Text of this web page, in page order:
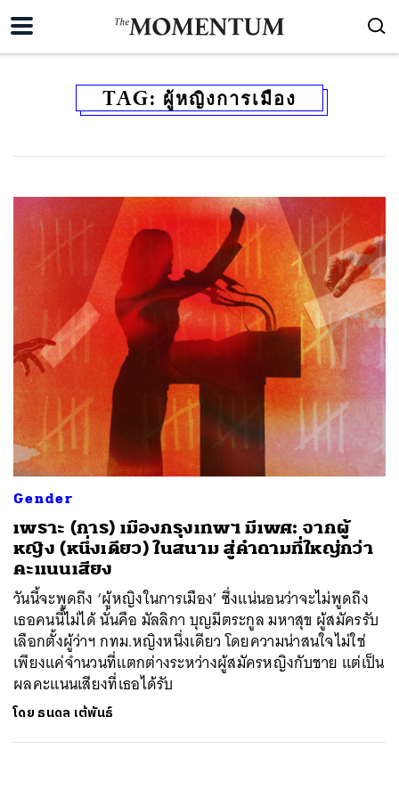
TAG: ผู้หญิงการเมือง
Gender
เพราะ (การ) เมืองกรุงเทพฯ มีเพศ: จากผู้
หญิง (หนึ่งเดียว) ในสนาม สู่คำถามที่ใหญ่กว่า
คะแนนเสียง
วันนี้จะพูดถึง ‘ผู้หญิงในการเมือง’ ซึ่งแน่นอนว่าจะไม่พูดถึง
เธอคนนี้ไม่ได้ นั่นคือ มัลลิกา บุญมีตระกูล มหาสุข ผู้สมัครรับ
เลือกตั้งผู้ว่าฯ กทม.หญิงหนึ่งเดียว โดยความน่าสนใจไม่ใช่
เพียงแค่จำนวนที่แตกต่างระหว่างผู้สมัครหญิงกับชาย แต่เป็น
ผลคะแนนเสียงที่เธอได้รับ
โดย ธนดล เต้พันธ์
ค้นหา